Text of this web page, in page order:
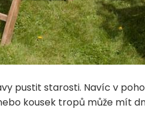
pustit starosti. Navíc v
kousek tropů může mít